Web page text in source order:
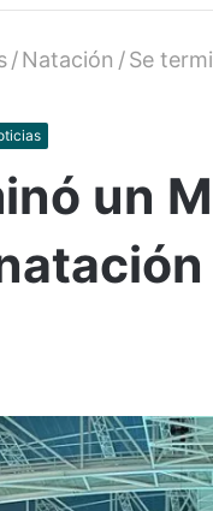
/Natación /Se
un